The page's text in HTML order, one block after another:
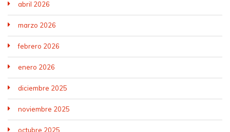
abril 2026
marzo 2026
febrero 2026
enero 2026
diciembre 2025
noviembre 2025
octubre 2025